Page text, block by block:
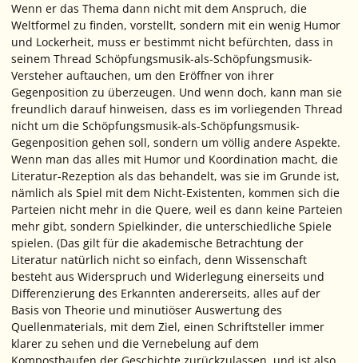
Wenn er das Thema dann nicht mit dem Anspruch, die
Weltformel zu finden, vorstellt, sondern mit ein wenig Humor
und Lockerheit, muss er bestimmt nicht befürchten, dass in
seinem Thread Schöpfungsmusik-als-Schöpfungsmusik-
Versteher auftauchen, um den Eröffner von ihrer
Gegenposition zu überzeugen. Und wenn doch, kann man sie
freundlich darauf hinweisen, dass es im vorliegenden Thread
nicht um die Schöpfungsmusik-als-Schöpfungsmusik-
Gegenposition gehen soll, sondern um völlig andere Aspekte.
Wenn man das alles mit Humor und Koordination macht, die
Literatur-Rezeption als das behandelt, was sie im Grunde ist,
nämlich als Spiel mit dem Nicht-Existenten, kommen sich die
Parteien nicht mehr in die Quere, weil es dann keine Parteien
mehr gibt, sondern Spielkinder, die unterschiedliche Spiele
spielen. (Das gilt für die akademische Betrachtung der
Literatur natürlich nicht so einfach, denn Wissenschaft
besteht aus Widerspruch und Widerlegung einerseits und
Differenzierung des Erkannten andererseits, alles auf der
Basis von Theorie und minutiöser Auswertung des
Quellenmaterials, mit dem Ziel, einen Schriftsteller immer
klarer zu sehen und die Vernebelung auf dem